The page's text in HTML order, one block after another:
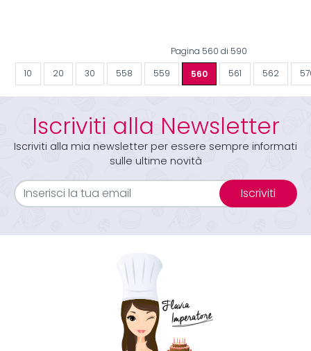
Pagina 560 di 590
10 20 30 558 559 560 561 562
Iscriviti alla Newsletter
Iscriviti alla mia newsletter per essere sempre informati
sulle ultime novità
Iscriviti